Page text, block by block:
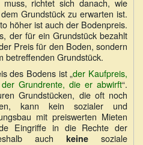
richtet sich danach, wie
Grundstück zu erwarten ist.
höher ist auch der Bodenpreis.
der für ein Grundstück bezahlt
Preis für den Boden, sondern
betreffenden Grundstück.
des Bodens ist „der Kaufpreis,
Grundrente, die er abwirft“.
Grundstücken, die oft noch
kann kein sozialer und
mit preiswerten Mieten
Eingriffe in die Rechte der
auch keine soziale